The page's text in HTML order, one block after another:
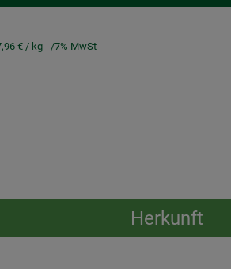
€/ kg 7% MwSt
Herkunft